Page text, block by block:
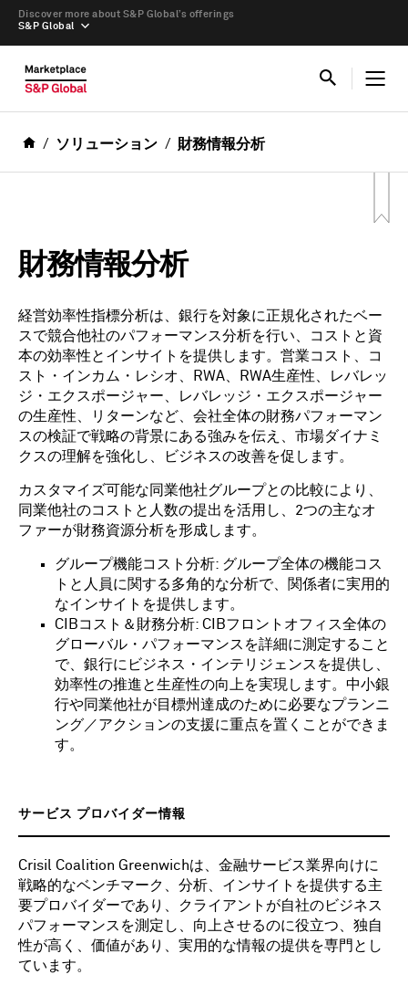
S&P Global
Discover more about S&P Global’s offerings
ソリューション 財務情報分析
財務情報分析
経営効率性指標分析は、銀行を対象に正規化されたベー
スで競合他社のパフォーマンス分析を行い、コストと資
本の効率性とインサイトを提供します。営業コスト、コ
スト・インカム・レシオ、RWA、RWA生産性、レバレッ
ジ・エクスポージャー、レバレッジ・エクスポージャー
の生産性、リターンなど、会社全体の財務パフォーマン
スの検証で戦略の背景にある強みを伝え、市場ダイナミ
クスの理解を強化し、ビジネスの改善を促します。
カスタマイズ可能な同業他社グループとの比較により、
同業他社のコストと人数の提出を活用し、2つの主なオ
ファーが財務資源分析を形成します。
グループ機能コスト分析: グループ全体の機能コス
トと人員に関する多角的な分析で、関係者に実用的
なインサイトを提供します。
CIBコスト＆財務分析: CIBフロントオフィス全体の
グローバル・パフォーマンスを詳細に測定すること
で、銀行にビジネス・インテリジェンスを提供し、
効率性の推進と生産性の向上を実現します。中小銀
行や同業他社が目標州達成のために必要なプランニ
ング／アクションの支援に重点を置くことができま
す。
サービス プロバイダー情報
Crisil Coalition Greenwichは、金融サービス業界向けに
戦略的なベンチマーク、分析、インサイトを提供する主
要プロバイダーであり、クライアントが自社のビジネス
パフォーマンスを測定し、向上させるのに役立つ、独自
性が高く、価値があり、実用的な情報の提供を専門とし
ています。